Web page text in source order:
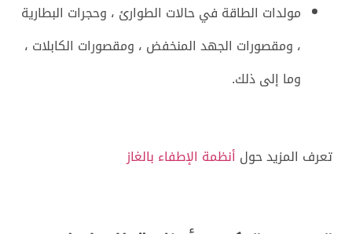
مولدات الطاقة في حالات الطوارئ ، وحجرات البطارية
، ومقصورات الجهد المنخفض ، ومقصورات الكابلات ،
وما إلى ذلك.
تعرف المزيد حولأنظمة الإطفاء بالغاز